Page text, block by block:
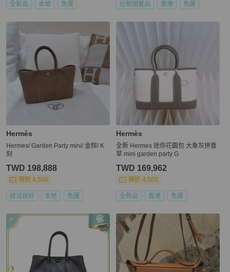
全新品 本地 免運 近新閒置品 香港 免運
Hermès
Hermes/ Garden Party mini/ 金棕/ K
刻
TWD 198,888
現折 4,500
狀況良好 本地 免運
Hermès
全新 Hermes 迷你花園包 大象灰拼香
草 mini garden party G
TWD 169,962
現折 4,500
全新品 香港 免運